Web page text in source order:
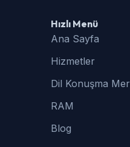
Hızlı Menü
Ana Sayfa
Hizmetler
Dil Konuşma
RAM
Blog